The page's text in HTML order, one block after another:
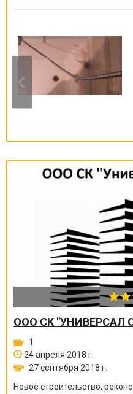
ООО СК "УНИВЕРСАЛ
1
24 апреля 2018 г.
27 сентября 2018 г.
Новое строительство,